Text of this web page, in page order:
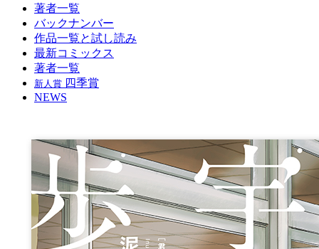
著者一覧
バックナンバー
作品一覧と試し読み
最新コミックス
著者一覧
新人賞 四季賞
NEWS